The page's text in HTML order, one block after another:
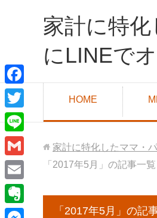
家計に特
にLINEで
HOME
家計に特化したママ・
「2017年5月」の記事一覧
「2017年5月」の記
F
a
c
e
b
o
o
T
w
i
e
L
i
n
e
G
m
a
E
m
E